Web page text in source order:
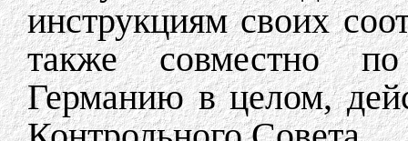
инструкциям своих
также совместно
Германию в целом,